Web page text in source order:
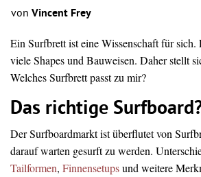
von Vincent Frey
Ein Surfbrett ist eine Wissenschaft für
viele Shapes und Bauweisen. Daher stellt
Welches Surfbrett passt zu mir?
Das richtige
Der Surfboardmarkt ist überflutet von
darauf warten gesurft zu werden.
Tailformen, Finnensetupsund weitere